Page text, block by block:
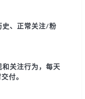
、正常关注/粉
关注行为，每天
付。